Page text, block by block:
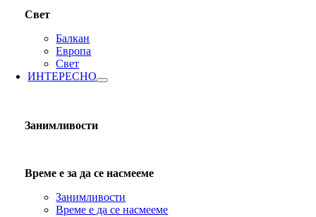
Свет
Балкан
Европа
Свет
ИНТЕРЕСНО
Занимливости
Време е за да се насмееме
Занимливости
Време е да се насмееме